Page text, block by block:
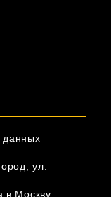
данных
ул.
в Москву,